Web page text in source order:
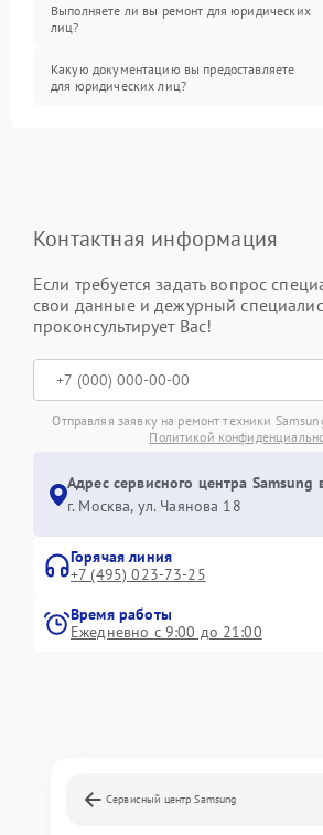
Выполняете ли вы ремонт для юридических
лиц?
Какую документацию вы предоставляете
для юридических лиц?
Контактная информация
Если требуется задать вопрос
свои данные и дежурный
проконсультирует Вас!
Отправляя заявку на ремонт техники
Политикой
Адрес сервисного центра Samsung
г. Москва, ул. Чаянова 18
Горячая линия
+7 (495) 023-73-25
Время работы
Ежедневно с 9:00 до 21:00
Сервисный центр Samsung